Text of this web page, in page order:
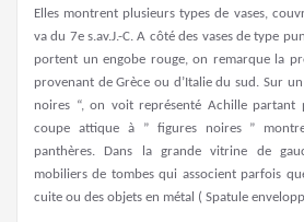
Elles montrent plusieurs types de vases,
va du 7e s.av.J.-C. A côté des vases de type
portent un engobe rouge, on remarque la
provenant de Grèce ou d’Italie du sud. Sur
noires “, on voit représenté Achille
coupe attique à ” figures noires ”
panthères. Dans la grande vitrine de
mobiliers de tombes qui associent parfois
cuite ou des objets en métal ( Spatule